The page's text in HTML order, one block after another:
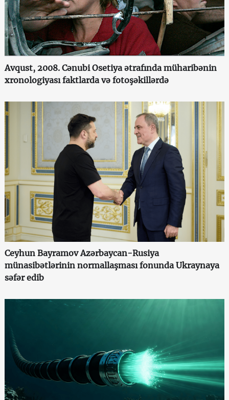
Avqust, 2008. Cənubi Osetiya ətrafında müharibənin
xronologiyası faktlarda və fotoşəkillərdə
Ceyhun Bayramov Azərbaycan-Rusiya
münasibətlərinin normallaşması fonunda Ukraynaya
səfər edib